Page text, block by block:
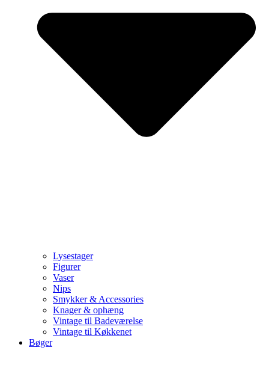
Lysestager
Figurer
Vaser
Nips
Smykker & Accessories
Knager & ophæng
Vintage til Badeværelse
Vintage til Køkkenet
Bøger